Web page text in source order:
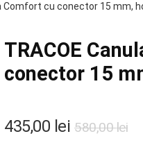
Comfort cu conector 15 mm,
TRACOE
conector 15
580,00lei
435,00 lei